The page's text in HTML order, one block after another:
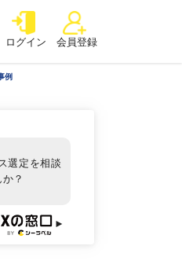
ログイン 会員登録
例
選定を相談
？
►